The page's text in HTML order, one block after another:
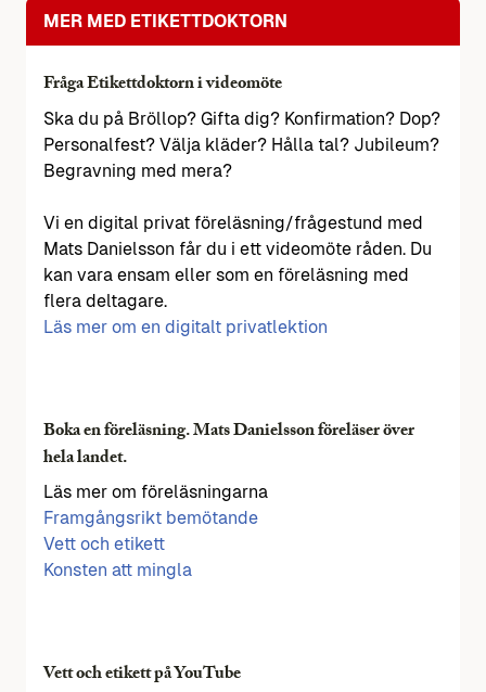
MER MED ETIKETTDOKTORN
Fråga Etikettdoktorn i videomöte
Ska du på Bröllop? Gifta dig? Konfirmation? Dop?
Personalfest? Välja kläder? Hålla tal? Jubileum?
Begravning med mera?
Vi en digital privat föreläsning/frågestund med
Mats Danielsson får du i ett videomöte råden. Du
kan vara ensam eller som en föreläsning med
flera deltagare.
Läs mer om en digitalt privatlektion
Boka en föreläsning. Mats Danielsson föreläser över
hela landet.
Läs mer om föreläsningarna
Framgångsrikt bemötande
Vett och etikett
Konsten att mingla
Vett och etikett på YouTube